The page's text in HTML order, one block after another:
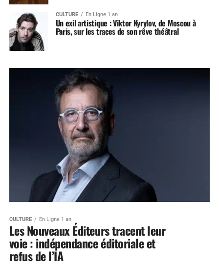
CULTURE En Ligne 1 an
Un exil artistique : Viktor Kyrylov, de Moscou à
Paris, sur les traces de son rêve théâtral
CULTURE En Ligne 1 an
Les Nouveaux Éditeurs tracent leur
voie : indépendance éditoriale et
refus de l’IA